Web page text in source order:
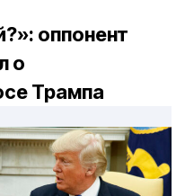
оппонент
о
Трампа